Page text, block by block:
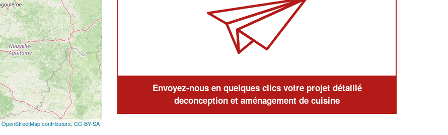
OpenStreetMap contributors, CC-BY-SA
Envoyez-nous en quelques clics votre projet détaillé
deconception et aménagement de cuisine